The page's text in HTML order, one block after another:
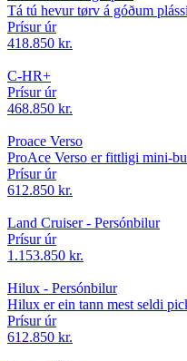
Tá tú hevur tørv á góðum
Prísur úr
418.850 kr.
C-HR+
Prísur úr
468.850 kr.
Proace Verso
ProAce Verso er fittligi mini-
Prísur úr
612.850 kr.
Land Cruiser - Persónbilur
Prísur úr
1.153.850 kr.
Hilux - Persónbilur
Hilux er ein tann mest seldi
Prísur úr
612.850 kr.